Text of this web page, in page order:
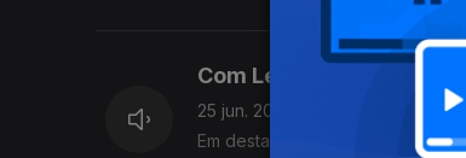
▪ Festas de São Pedro em
Com Lena Goulart
25 jun. 2026
Em destaque: